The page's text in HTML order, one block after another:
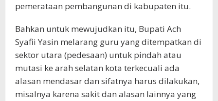
pemerataan pembangunan di kabupaten itu.
Bahkan untuk mewujudkan itu, Bupati Ach
Syafii Yasin melarang guru yang ditempatkan di
sektor utara (pedesaan) untuk pindah atau
mutasi ke arah selatan kota terkecuali ada
alasan mendasar dan sifatnya harus dilakukan,
misalnya karena sakit dan alasan lainnya yang